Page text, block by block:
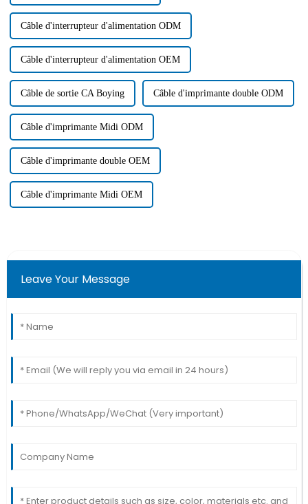
Câble d'interrupteur d'alimentation ODM
Câble d'interrupteur d'alimentation OEM
Câble de sortie CA Boying Câble d'imprimante double ODM
Câble d'imprimante Midi ODM
Câble d'imprimante double OEM
Câble d'imprimante Midi OEM
Leave Your Message